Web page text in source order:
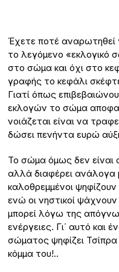
Έχετε ποτέ αναρωτηθεί
το λεγόμενο «εκλογικό
στο σώμα και όχι στο
γραφής το κεφάλι
Γιατί όπως
εκλογών το σώμα
νοιάζεται είναι να
δώσει πενήντα ευρώ
Το σώμα όμως δεν είναι
αλλά διαφέρει ανάλογα
καλοθρεμμένοι
ενώ οι νηστικοί
μπορεί λόγω της
ενέργειες. Γι΄ αυτό και
σώματος ψηφίζει
κόμμα του!..